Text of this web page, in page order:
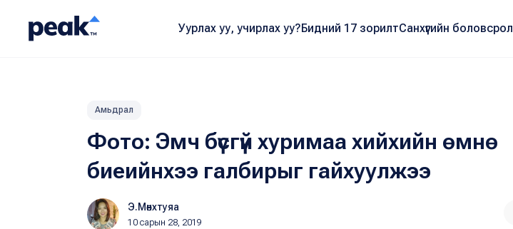
Уурлах уу, учирлах уу?Бидний 17 зорилтСанхүүгийн боловсрол
Амьдрал
Фото: Эмч бүсгүй хуримаа хийхийн өмнө
биеийнхээ галбирыг гайхуулжээ
Э.Мөнхтуяа
10 сарын 28, 2019